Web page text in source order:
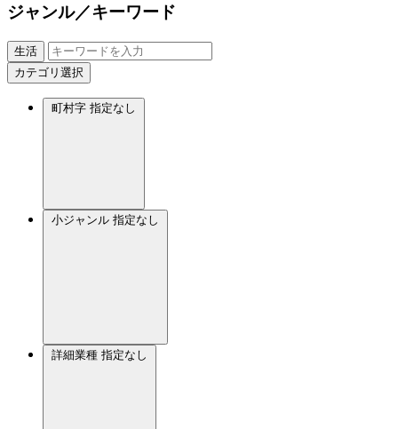
ジャンル／キーワード
生活
カテゴリ選択
町村字 指定なし
小ジャンル 指定なし
詳細業種 指定なし